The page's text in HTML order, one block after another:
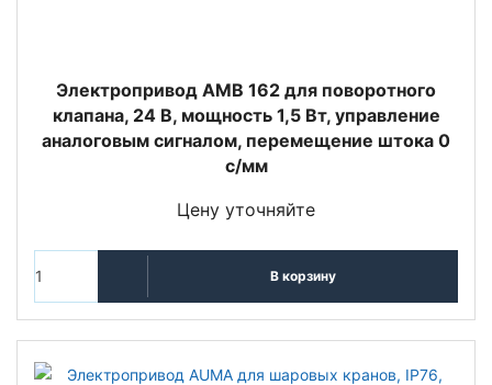
Электропривод AMB 162 для поворотного
клапана, 24 В, мощность 1,5 Вт, управление
аналоговым сигналом, перемещение штока 0
с/мм
Цену уточняйте
В корзину